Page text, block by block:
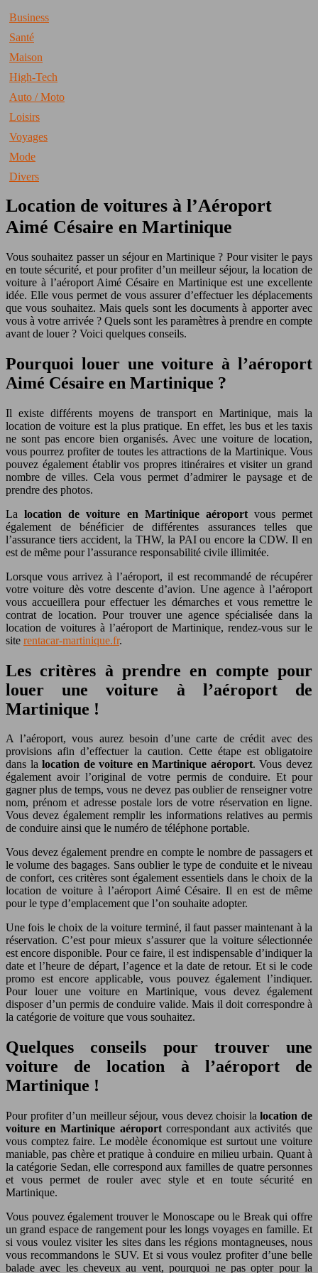
Business
Santé
Maison
High-Tech
Auto / Moto
Loisirs
Voyages
Mode
Divers
Location de voitures à l’Aéroport
Aimé Césaire en Martinique
Vous souhaitez passer un séjour en Martinique ? Pour visiter le pays
en toute sécurité, et pour profiter d’un meilleur séjour, la location de
voiture à l’aéroport Aimé Césaire en Martinique est une excellente
idée. Elle vous permet de vous assurer d’effectuer les déplacements
que vous souhaitez. Mais quels sont les documents à apporter avec
vous à votre arrivée ? Quels sont les paramètres à prendre en compte
avant de louer ? Voici quelques conseils.
Pourquoi louer une voiture à l’aéroport
Aimé Césaire en Martinique ?
Il existe différents moyens de transport en Martinique, mais la
location de voiture est la plus pratique. En effet, les bus et les taxis
ne sont pas encore bien organisés. Avec une voiture de location,
vous pourrez profiter de toutes les attractions de la Martinique. Vous
pouvez également établir vos propres itinéraires et visiter un grand
nombre de villes. Cela vous permet d’admirer le paysage et de
prendre des photos.
Lalocation de voiture en Martinique aéroportvous permet
également de bénéficier de différentes assurances telles que
l’assurance tiers accident, la THW, la PAI ou encore la CDW. Il en
est de même pour l’assurance responsabilité civile illimitée.
Lorsque vous arrivez à l’aéroport, il est recommandé de récupérer
votre voiture dès votre descente d’avion. Une agence à l’aéroport
vous accueillera pour effectuer les démarches et vous remettre le
contrat de location. Pour trouver une agence spécialisée dans la
location de voitures à l’aéroport de Martinique, rendez-vous sur le
site rentacar-martinique.fr.
Les critères à prendre en compte pour
louer une voiture à l’aéroport de
Martinique !
A l’aéroport, vous aurez besoin d’une carte de crédit avec des
provisions afin d’effectuer la caution. Cette étape est obligatoire
dans lalocation de voiture en Martinique aéroport. Vous devez
également avoir l’original de votre permis de conduire. Et pour
gagner plus de temps, vous ne devez pas oublier de renseigner votre
nom, prénom et adresse postale lors de votre réservation en ligne.
Vous devez également remplir les informations relatives au permis
de conduire ainsi que le numéro de téléphone portable.
Vous devez également prendre en compte le nombre de passagers et
le volume des bagages. Sans oublier le type de conduite et le niveau
de confort, ces critères sont également essentiels dans le choix de la
location de voiture à l’aéroport Aimé Césaire. Il en est de même
pour le type d’emplacement que l’on souhaite adopter.
Une fois le choix de la voiture terminé, il faut passer maintenant à la
réservation. C’est pour mieux s’assurer que la voiture sélectionnée
est encore disponible. Pour ce faire, il est indispensable d’indiquer la
date et l’heure de départ, l’agence et la date de retour. Et si le code
promo est encore applicable, vous pouvez également l’indiquer.
Pour louer une voiture en Martinique, vous devez également
disposer d’un permis de conduire valide. Mais il doit correspondre à
la catégorie de voiture que vous souhaitez.
Quelques conseils pour trouver une
voiture de location à l’aéroport de
Martinique !
Pour profiter d’un meilleur séjour, vous devez choisir lalocation de
voiture en Martinique aéroportcorrespondant aux activités que
vous comptez faire. Le modèle économique est surtout une voiture
maniable, pas chère et pratique à conduire en milieu urbain. Quant à
la catégorie Sedan, elle correspond aux familles de quatre personnes
et vous permet de rouler avec style et en toute sécurité en
Martinique.
Vous pouvez également trouver le Monoscape ou le Break qui offre
un grand espace de rangement pour les longs voyages en famille. Et
si vous voulez visiter les sites dans les régions montagneuses, nous
vous recommandons le SUV. Et si vous voulez profiter d’une belle
balade avec les cheveux au vent, pourquoi ne pas opter pour la